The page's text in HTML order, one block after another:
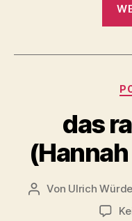
das
Beitragsautor
Von Ulrich